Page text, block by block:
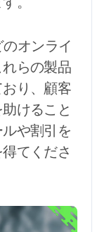
オンライ
らの製品
り、顧客
けること
や割引を
てくださ